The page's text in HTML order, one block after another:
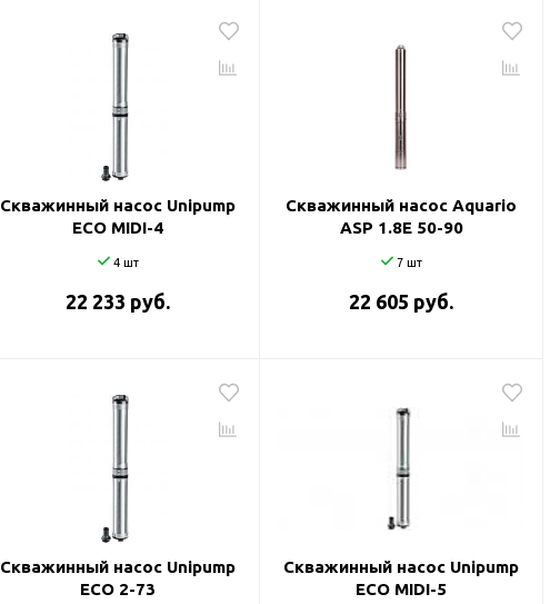
Скважинный насос Unipump
ECO MIDI-4
4 шт
22 233 руб.
Скважинный насос Aquario
ASP 1.8Е 50-90
7 шт
22 605 руб.
Скважинный насос Unipump
ECO 2-73
Скважинный насос Unipump
ECO MIDI-5